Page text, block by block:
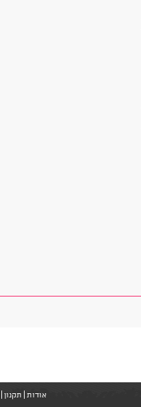
אודות תקנון